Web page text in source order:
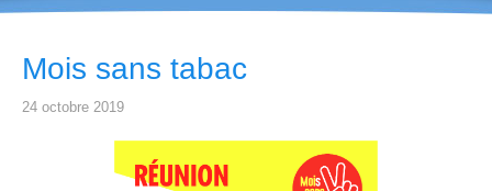
Mois sans tabac
24 octobre 2019